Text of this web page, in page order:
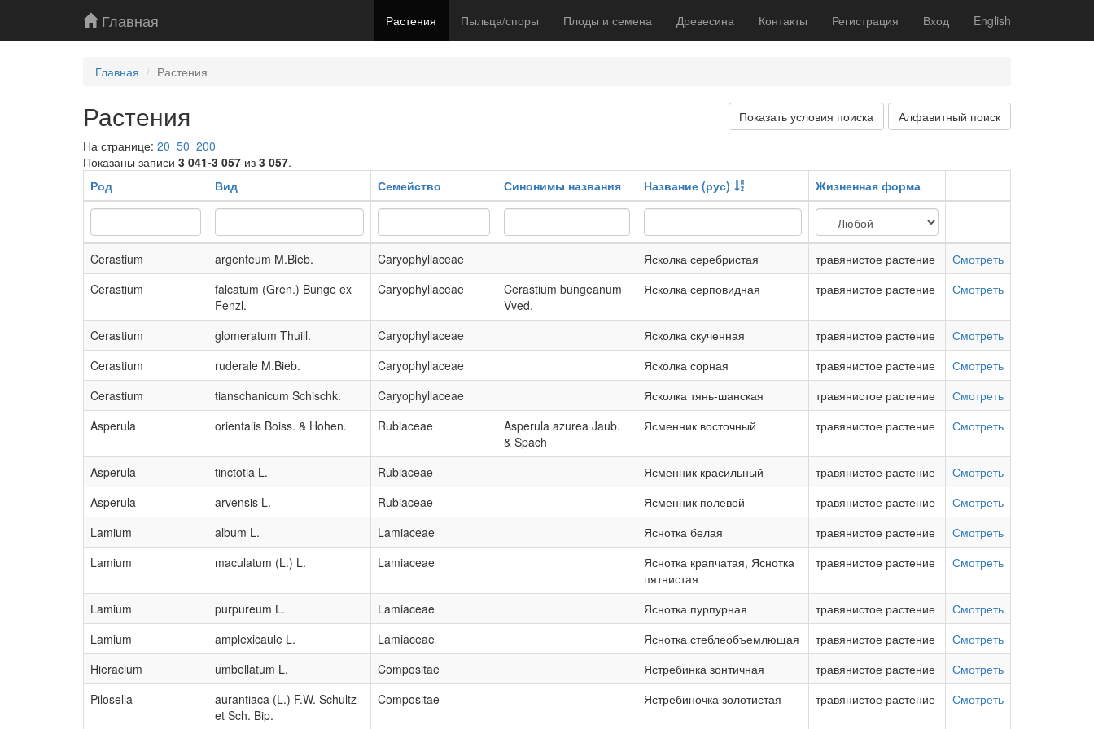
Главная Растения Пыльца/споры Плоды и семена Древесина Контакты Регистрация Вход English
Главная Растения
Показать условия поиска Алфавитный поиск
Растения
На странице: 20 50 200
Показаны записи 3 041-3 057 из 3 057.
Род
Вид Семейство Синонимы названия Название (рус) Жизненная форма
Cerastium argenteum M.Bieb. Caryophyllaceae Ясколка серебристая травянистое растение
Смотреть
Cerastium
falcatum (Gren.) Bunge ex
Fenzl.
Caryophyllaceae
Cerastium bungeanum
Vved.
Ясколка серповидная травянистое растение Смотреть
Cerastium glomeratum Thuill. Caryophyllaceae Ясколка скученная травянистое растение
Смотреть
Cerastium
ruderale M.Bieb. Caryophyllaceae Ясколка сорная травянистое растение
Смотреть
Cerastium
tianschanicum Schischk. Caryophyllaceae Ясколка тянь-шанская травянистое растение
Смотреть
Asperula
orientalis Boiss. & Hohen. Rubiaceae
Asperula azurea Jaub.
& Spach
Ясменник восточный травянистое растение Смотреть
Asperula tinctotia L. Rubiaceae Ясменник красильный травянистое растение
Смотреть
Asperula
arvensis L. Rubiaceae Ясменник полевой травянистое растение
Смотреть
Lamium
album L. Lamiaceae Яснотка белая травянистое растение
Смотреть
Lamium
maculatum (L.) L. Lamiaceae
Яснотка крапчатая, Яснотка
пятнистая
травянистое растение Смотреть
Lamium purpureum L. Lamiaceae Яснотка пурпурная травянистое растение
Смотреть
Lamium
amplexicaule L. Lamiaceae Яснотка стеблеобъемлющая травянистое растение
Смотреть
Hieracium
umbellatum L. Compositae Ястребинка зонтичная травянистое растение
Смотреть
Pilosella
aurantiaca (L.) F.W. Schultz
et Sch. Bip.
Compositae Ястребиночка золотистая травянистое растение Смотреть